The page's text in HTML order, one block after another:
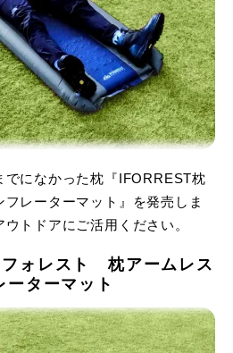
でになかった枕『IFORREST枕
レーターマット』を発売しま
トドアにご活用ください。
ォレスト 枕アームレス
ーターマット